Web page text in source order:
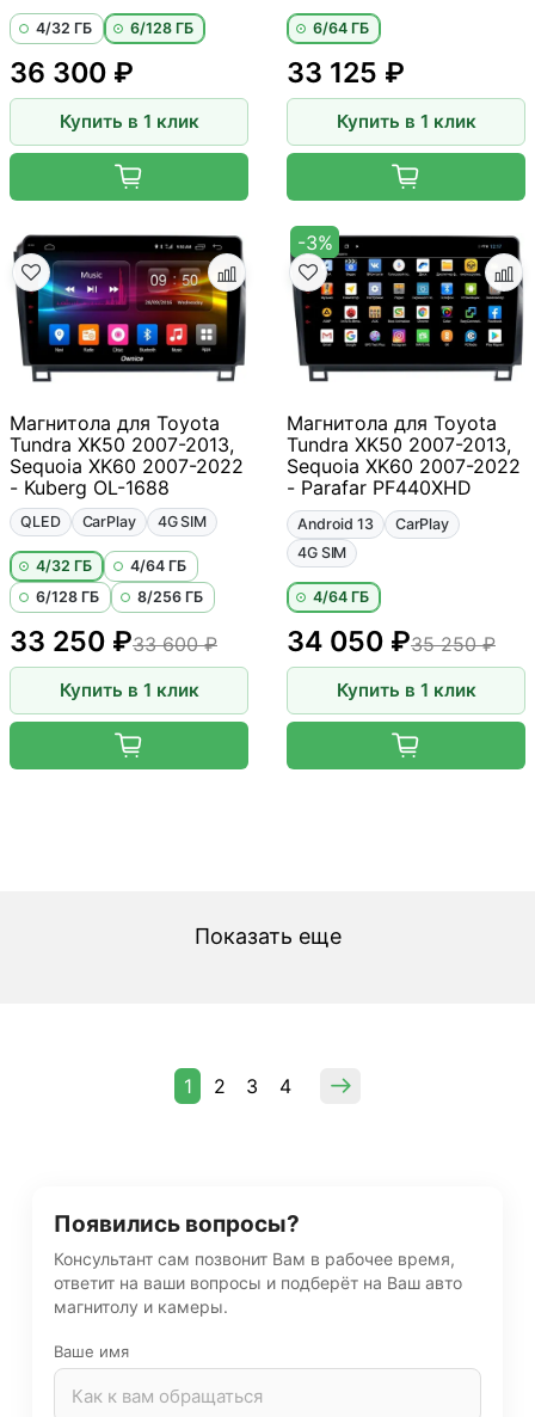
4/32 ГБ 6/128 ГБ
36 300 ₽
Купить в 1 клик
6/64 ГБ
33 125 ₽
Купить в 1 клик
Магнитола для Toyota
Tundra XK50 2007-2013,
Sequoia XK60 2007-2022
- Kuberg OL-1688
QLED CarPlay 4G SIM
4/32 ГБ
4/64 ГБ
6/128 ГБ
8/256 ГБ
33 250 ₽33 600 ₽
Купить в 1 клик
-3%
Магнитола для Toyota
Tundra XK50 2007-2013,
Sequoia XK60 2007-2022
- Parafar PF440XHD
Android 13
CarPlay
4G SIM
4/64 ГБ
35 250 ₽
34 050 ₽
Купить в 1 клик
Показать еще
1 2 3 4
Появились вопросы?
Консультант сам позвонит Вам в рабочее время,
ответит на ваши вопросы и подберёт на Ваш авто
магнитолу и камеры.
Ваше имя